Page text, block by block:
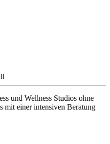
und Wellness Studios ohne
mit einer intensiven Beratung